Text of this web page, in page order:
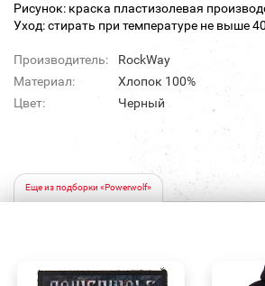
Рисунок: краска пластизолевая
Уход: стирать при температуре не выше
Производитель:
RockWay
Материал:
Хлопок 100%
Цвет:
Черный
Еще из подборки «Powerwolf»